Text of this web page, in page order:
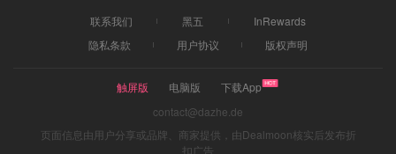
联系我们 黑五
InRewards
隐私条款
用户协议 版权声明
触屏版 电脑版
下载App
contact@dazhe.de
页面信息由用户分享或品牌、商家提供，由Dealmoon核实后发布折
扣广告